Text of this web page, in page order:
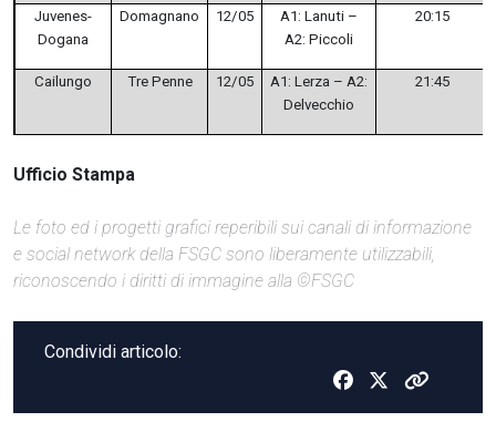
Juvenes-
Dogana
Domagnano 12/05
A1: Lanuti –
A2: Piccoli
20:15
Cailungo Tre Penne 12/05
A1: Lerza – A2:
Delvecchio
21:45
Ufficio Stampa
Le foto ed i progetti grafici reperibili sui canali di informazione
e social network della FSGC sono liberamente utilizzabili,
riconoscendo i diritti di immagine alla ©FSGC
Condividi articolo: